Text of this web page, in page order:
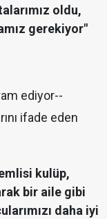
oldu,
gerekiyor"
ediyor--
ifade eden
kulüp,
bir aile gibi
daha iyi